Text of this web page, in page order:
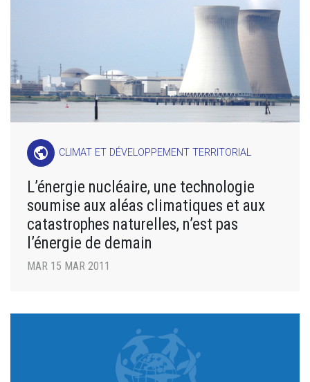
public CLIMAT ET DÉVELOPPEMENT TERRITORIAL
L’énergie nucléaire, une technologie
soumise aux aléas climatiques et aux
catastrophes naturelles, n’est pas
l’énergie de demain
MAR 15 MAR 2011